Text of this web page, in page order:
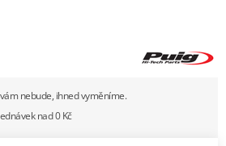
nebude, ihned vyměníme.
nad 0 Kč